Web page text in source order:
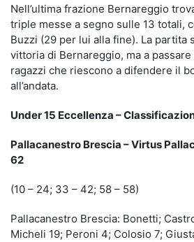
Nell’ultima frazione Bernareggio
triple messe a segno sulle 13 totali,
Buzzi (29 per lui alla fine). La partita
vittoria di Bernareggio, ma a
ragazzi che riescono a difendere il
all’andata.
Under 15 Eccellenza –
Pallacanestro Brescia – Virtus
62
(10 – 24; 33 – 42; 58 – 58)
Pallacanestro Brescia: Bonetti;
Micheli 19; Peroni 4; Colosio 7;